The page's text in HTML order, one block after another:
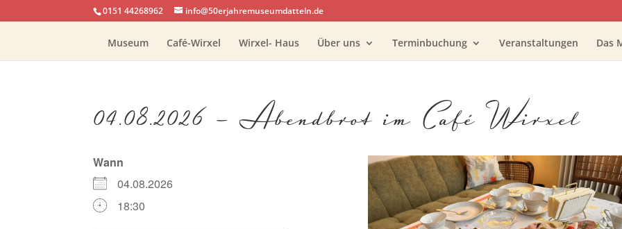
0151 44268962 info@50erjahremuseumdatteln.de
Museum Café-Wirxel Wirxel- Haus Über uns Terminbuchung Veranstaltungen Das
04.08.2026 – Abendbrot im Café Wirxel
Wann
04.08.2026
18:30